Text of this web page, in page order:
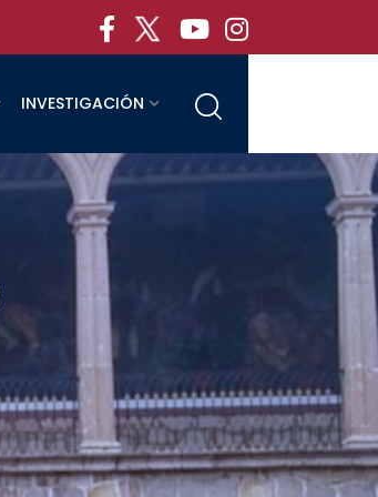
INVESTIGACIÓN